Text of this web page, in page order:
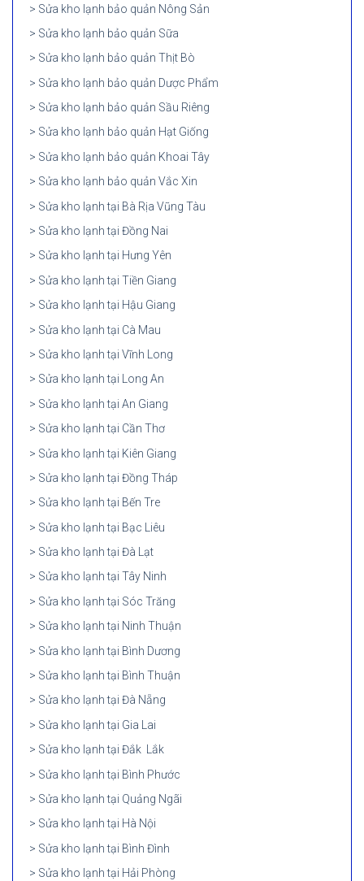
Sửa kho lạnh bảo quản Nông Sản
Sửa kho lạnh bảo quản Sữa
Sửa kho lạnh bảo quản Thịt Bò
Sửa kho lạnh bảo quản Dược Phẩm
Sửa kho lạnh bảo quản Sầu Riêng
Sửa kho lạnh bảo quản Hạt Giống
Sửa kho lạnh bảo quản Khoai Tây
Sửa kho lạnh bảo quản Vắc Xin
Sửa kho lạnh tại Bà Rịa Vũng Tàu
Sửa kho lạnh tại Đồng Nai
Sửa kho lạnh tại Hưng Yên
Sửa kho lạnh tại Tiền Giang
Sửa kho lạnh tại Hậu Giang
Sửa kho lạnh tại Cà Mau
Sửa kho lạnh tại Vĩnh Long
Sửa kho lạnh tại Long An
Sửa kho lạnh tại An Giang
Sửa kho lạnh tại Cần Thơ
Sửa kho lạnh tại Kiên Giang
Sửa kho lạnh tại Đồng Tháp
Sửa kho lạnh tại Bến Tre
Sửa kho lạnh tại Bạc Liêu
Sửa kho lạnh tại Đà Lạt
Sửa kho lạnh tại Tây Ninh
Sửa kho lạnh tại Sóc Trăng
Sửa kho lạnh tại Ninh Thuận
Sửa kho lạnh tại Bình Dương
Sửa kho lạnh tại Bình Thuận
Sửa kho lạnh tại Đà Nẵng
Sửa kho lạnh tại Gia Lai
Sửa kho lạnh tại Đắk Lắk
Sửa kho lạnh tại Bình Phước
Sửa kho lạnh tại Quảng Ngãi
Sửa kho lạnh tại Hà Nội
Sửa kho lạnh tại Bình Đình
Sửa kho lạnh tại Hải Phòng